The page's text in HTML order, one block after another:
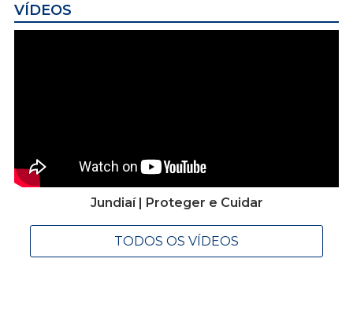
VÍDEOS
Jundiaí | Proteger e Cuidar
TODOS OS VÍDEOS